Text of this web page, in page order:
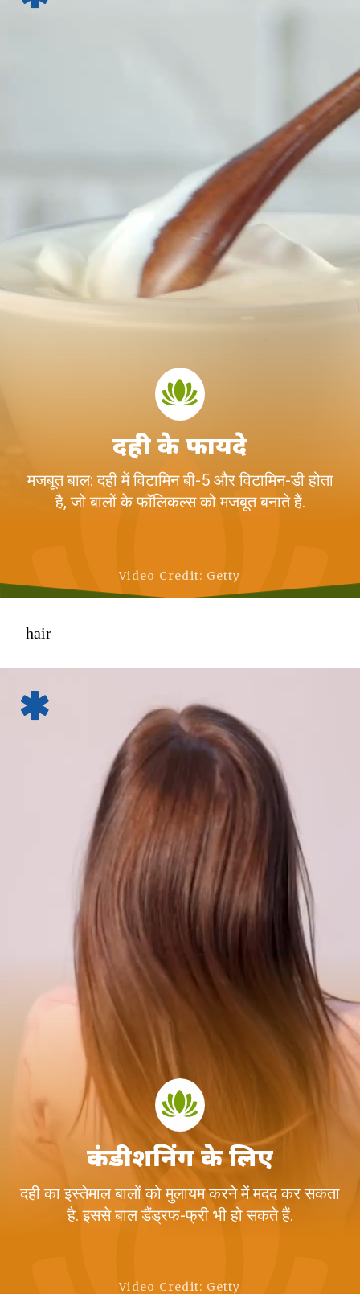
दही के फायदे
मजबूत बाल: दही में विटामिन बी-5 और विटामिन-डी होता
है, जो बालों के फॉलिकल्स को मजबूत बनाते हैं.
Video Credit: Getty
hair
कंडीशनिंग के लिए
दही का इस्तेमाल बालों को मुलायम करने में मदद कर सकता
है. इससे बाल डैंड्रफ-फ्री भी हो सकते हैं.
Video Credit: Getty